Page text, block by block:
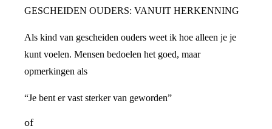
GESCHEIDEN OUDERS: VANUIT HERKENNING
Als kind van gescheiden ouders weet ik hoe alleen je je
kunt voelen. Mensen bedoelen het goed, maar
opmerkingen als
“Je bent er vast sterker van geworden”
of